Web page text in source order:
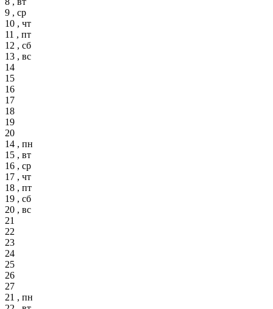
9 , ср
10 , чт
11 , пт
12 , сб
13 , вс
14
15
16
17
18
19
20
14 , пн
15 , вт
16 , ср
17 , чт
18 , пт
19 , сб
20 , вс
21
22
23
24
25
26
27
21 , пн